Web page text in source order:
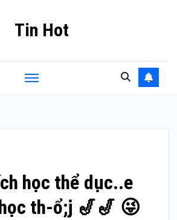
Tin Hot
học thể dục..e
th-ổ;j 🎷🎷 😜